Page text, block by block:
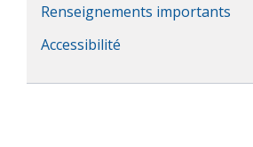
Renseignements importants
Accessibilité